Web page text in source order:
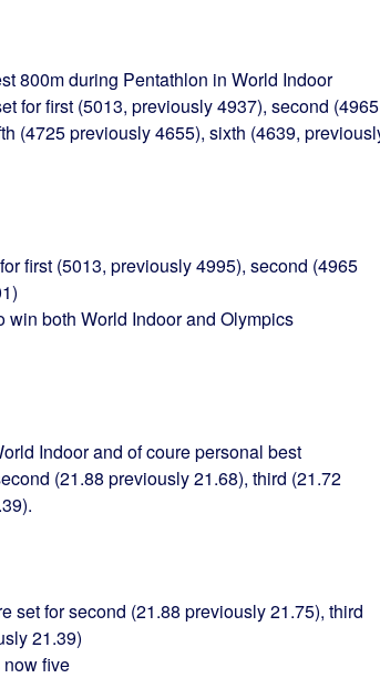
800m during Pentathlon in World Indoor
for first (5013, previously 4937), second (4965
(4725 previously 4655), sixth (4639,
first (5013, previously 4995), second (4965
win both World Indoor and Olympics
Indoor and of coure personal best
(21.88 previously 21.68), third (21.72
set for second (21.88 previously 21.75), third
21.39)
five